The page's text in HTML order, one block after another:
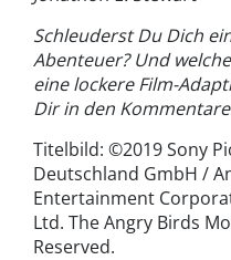
Schleuderst Du Dich
Abenteuer? Und
eine lockere Film-
Dir in den
Titelbild: ©2019 Sony
Deutschland GmbH /
Entertainment
Ltd. The Angry Birds
Reserved.